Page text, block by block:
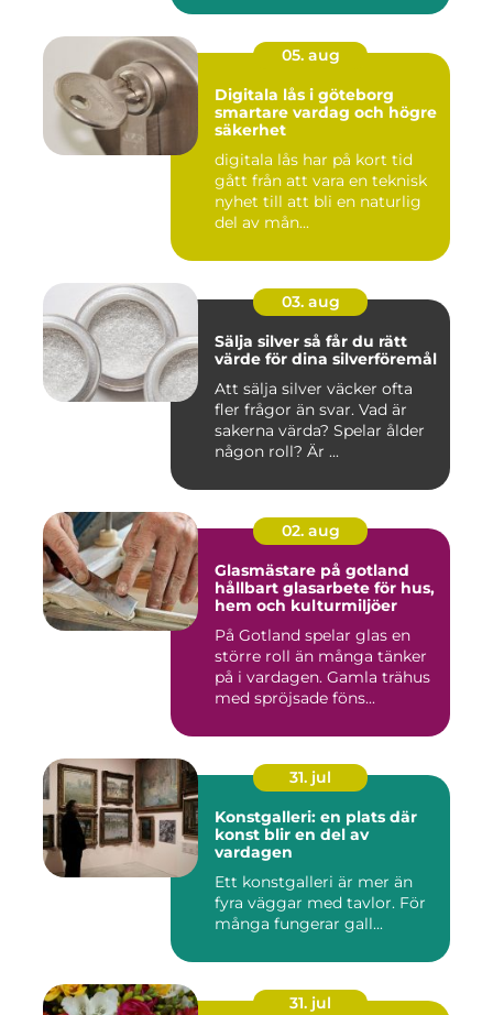
05. aug
Digitala lås i göteborg
smartare vardag och högre
säkerhet
digitala lås har på kort tid
gått från att vara en teknisk
nyhet till att bli en naturlig
del av mån...
03. aug
Sälja silver så får du rätt
värde för dina silverföremål
Att sälja silver väcker ofta
fler frågor än svar. Vad är
sakerna värda? Spelar ålder
någon roll? Är ...
02. aug
Glasmästare på gotland
hållbart glasarbete för hus,
hem och kulturmiljöer
På Gotland spelar glas en
större roll än många tänker
på i vardagen. Gamla trähus
med spröjsade föns...
31. jul
Konstgalleri: en plats där
konst blir en del av
vardagen
Ett konstgalleri är mer än
fyra väggar med tavlor. För
många fungerar gall...
31. jul